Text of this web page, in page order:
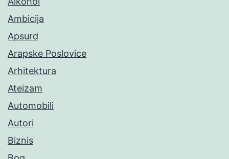
Ambicija
Apsurd
Arapske Poslovice
Arhitektura
Ateizam
Automobili
Autori
Biznis